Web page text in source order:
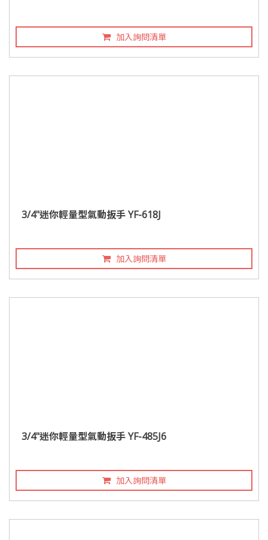
加入詢問清單
3/4"迷你輕量型氣動扳手 YF-618J
加入詢問清單
3/4"迷你輕量型氣動扳手 YF-485J6
加入詢問清單